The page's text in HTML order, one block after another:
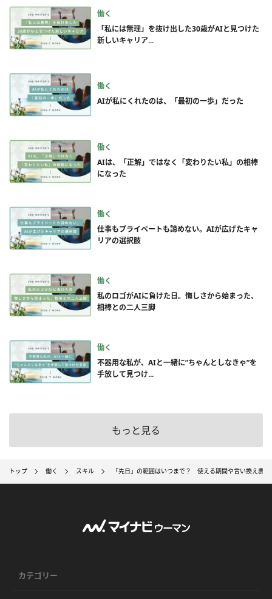
働く
「私には無理」を抜け出した30歳がAIと見つけた
新しいキャリア...
働く
AIが私にくれたのは、「最初の一歩」だった
働く
AIは、「正解」ではなく「変わりたい私」の相棒
になった
働く
仕事もプライベートも諦めない。AIが広げたキャ
リアの選択肢
働く
私のロゴがAIに負けた日。悔しさから始まった、
相棒との二人三脚
働く
不器用な私が、AIと一緒に”ちゃんとしなきゃ”を
手放して見つけ...
もっと見る
トップ 働く スキル 「先日」の範囲はいつまで？ 使える期間や言い換え表現
カテゴリー